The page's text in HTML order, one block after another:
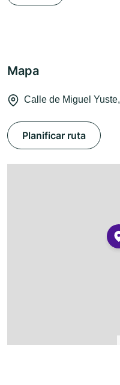
Mapa
Calle de Miguel
Planificar ruta